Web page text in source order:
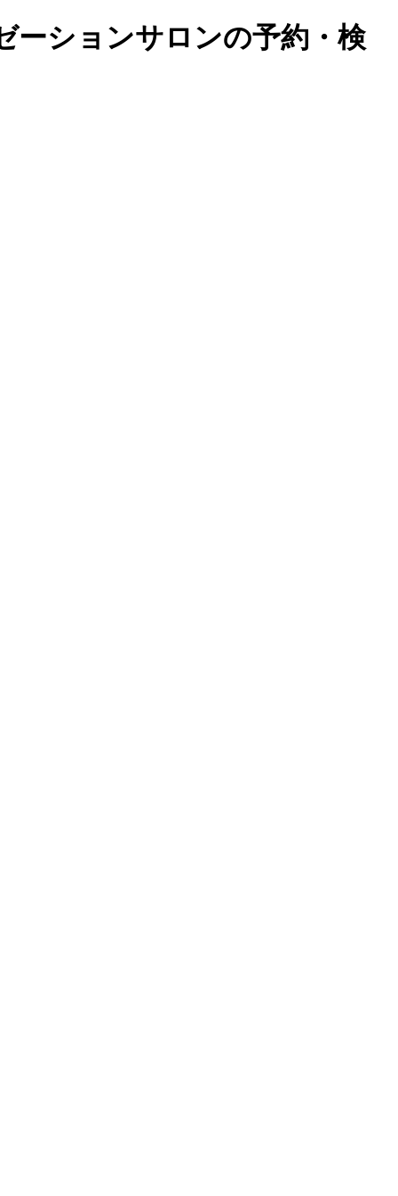
ーションサロンの予約・検